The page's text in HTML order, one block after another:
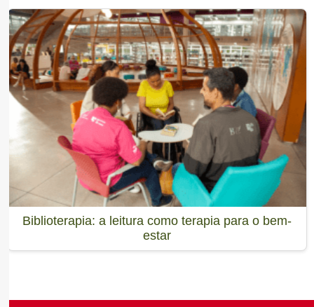
Biblioterapia: a leitura como terapia para o bem-
estar